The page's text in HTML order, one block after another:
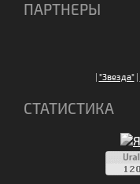
ПАРТНЕРЫ
| "Звезда"|
СТАТИСТИКА